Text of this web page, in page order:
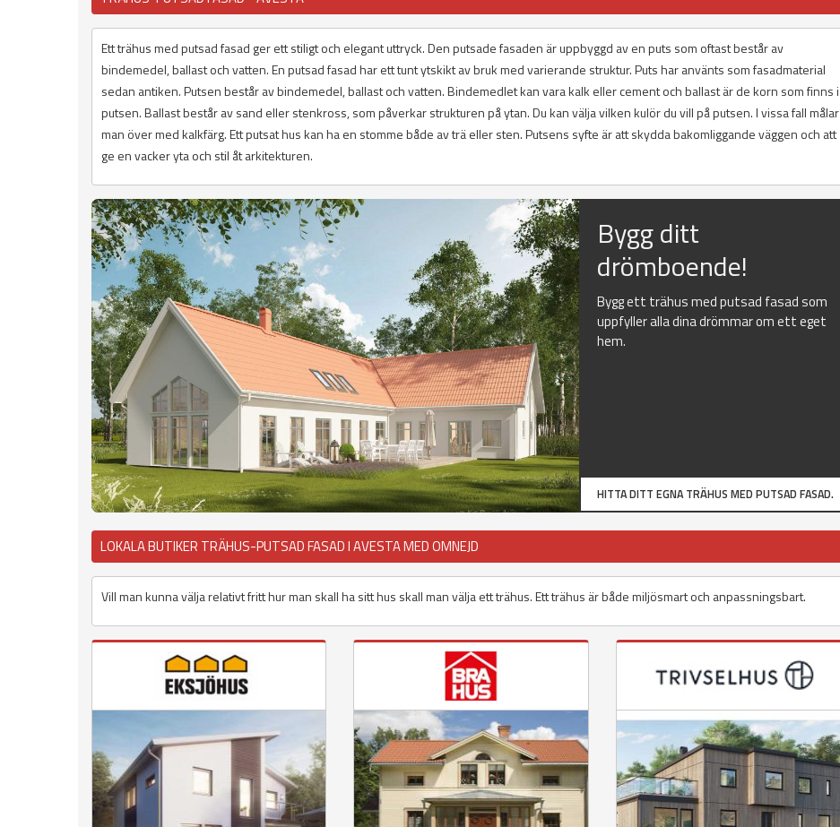
Ett trähus med putsad fasad ger ett stiligt och elegant uttryck. Den putsade fasaden är uppbyggd av en puts som oftast består av
bindemedel, ballast och vatten. En putsad fasad har ett tunt ytskikt av bruk med varierande struktur. Puts har använts som fasadmaterial
sedan antiken. Putsen består av bindemedel, ballast och vatten. Bindemedlet kan vara kalk eller cement och ballast är de korn som finns i
putsen. Ballast består av sand eller stenkross, som påverkar strukturen på ytan. Du kan välja vilken kulör du vill på putsen. I vissa fall målar
man över med kalkfärg. Ett putsat hus kan ha en stomme både av trä eller sten. Putsens syfte är att skydda bakomliggande väggen och att
ge en vacker yta och stil åt arkitekturen.
Bygg ditt
drömboende!
Bygg ett trähus med putsad fasad som
uppfyller alla dina drömmar om ett eget
hem.
HITTA DITT EGNA TRÄHUS MED PUTSAD FASAD.
LOKALA BUTIKER TRÄHUS-PUTSAD FASAD I AVESTA MED OMNEJD
Vill man kunna välja relativt fritt hur man skall ha sitt hus skall man välja ett trähus. Ett trähus är både miljösmart och anpassningsbart.